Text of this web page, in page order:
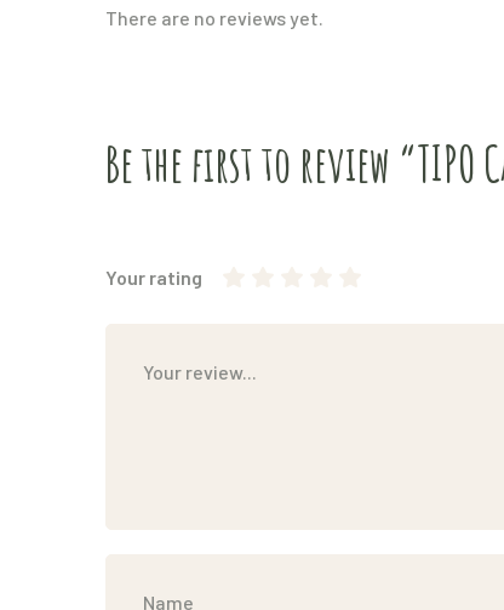
There are no reviews yet.
Be the first to review “TIPO
Your rating